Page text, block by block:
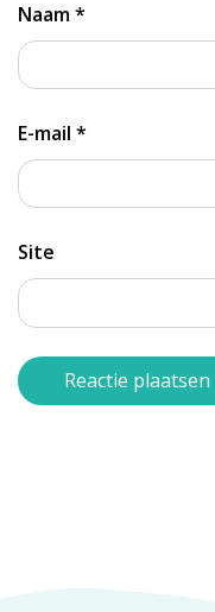
Naam*
E-mail *
Site